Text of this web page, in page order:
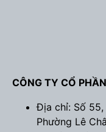
CÔNG TY CỔ
Địa chỉ: Số
Phường Lê